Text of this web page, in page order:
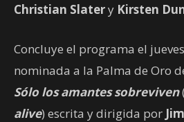
Christian Slatery Kirsten
Concluye el programa el
nominada a la Palma de Oro
Sólo los amantes sobreviven
alive) escrita y dirigida por